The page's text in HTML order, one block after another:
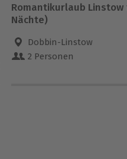
Romantikurlaub Linstow
Nächte)
Dobbin-Linstow
2 Personen